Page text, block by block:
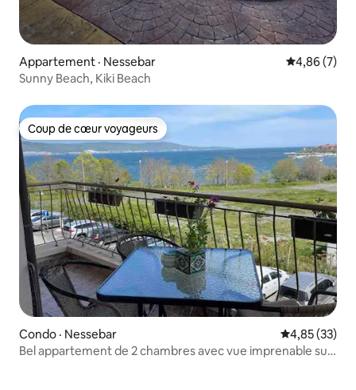
Appartement · Nessebar Note
4,86 (7)
Sunny Beach, Kiki Beach
Coup de cœur voyageurs
Coup de cœur voyageurs
Condo · Nessebar Note
4,85 (33)
Bel appartement de 2 chambres avec vue imprenable sur